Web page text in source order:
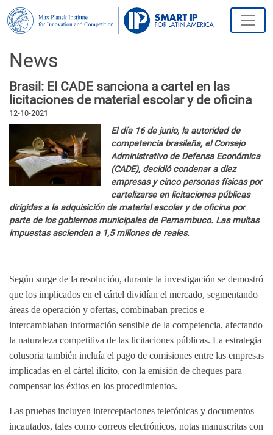
News
Brasil: El CADE sanciona a cartel en las
licitaciones de material escolar y de oficina
12-10-2021
El día 16 de junio, la autoridad de
competencia brasileña, el Consejo
Administrativo de Defensa Económica
(CADE), decidió condenar a diez
empresas y cinco personas físicas por
cartelizarse en licitaciones públicas
dirigidas a la adquisición de material escolar y de oficina por
parte de los gobiernos municipales de Pernambuco. Las multas
impuestas ascienden a 1,5 millones de reales.
Según surge de la resolución, durante la investigación se demostró
que los implicados en el cártel dividían el mercado, segmentando
áreas de operación y ofertas, combinaban precios e
intercambiaban información sensible de la competencia, afectando
la naturaleza competitiva de las licitaciones públicas. La estrategia
colusoria también incluía el pago de comisiones entre las empresas
implicadas en el cártel ilícito, con la emisión de cheques para
compensar los éxitos en los procedimientos.
Las pruebas incluyen interceptaciones telefónicas y documentos
incautados, tales como correos electrónicos, notas manuscritas con